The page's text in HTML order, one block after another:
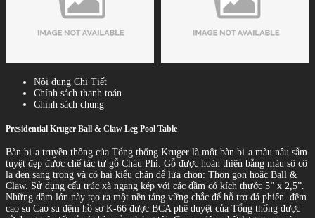
Nội dung Chi Tiết
Chính sách thanh toán
Chính sách chung
Presidential Kruger Ball & Claw Leg Pool Table
Bàn bi-a truyền thống của Tổng thống Kruger là một bàn bi-a màu nâu sẫm
tuyệt đẹp được chế tác từ gỗ Châu Phi. Gỗ được hoàn thiện bằng màu sô cô
la đen sang trọng và có hai kiểu chân để lựa chọn: Thon gọn hoặc Ball &
Claw. Sử dụng cấu trúc xà ngang kép với các dầm có kích thước 5” x 2,5”.
Những dầm lớn này tạo ra một nền tảng vững chắc để hỗ trợ đá phiến. đệm
cao su Cao su đệm hồ sơ K-66 được BCA phê duyệt của Tổng thống được